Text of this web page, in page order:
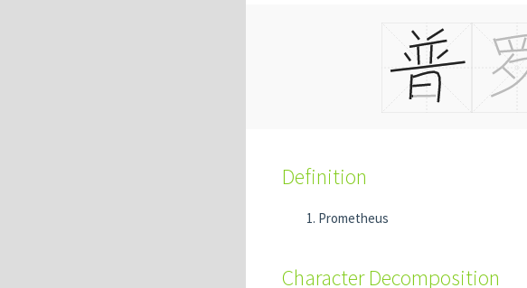
Definition
Prometheus
Character Decomposition